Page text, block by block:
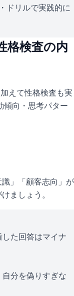
ドリルで実践的に
格検査の内
えて性格検査も実
傾向・思考パター
」「顧客志向」が
ましょう。
た回答はマイナ
分を偽りすぎな